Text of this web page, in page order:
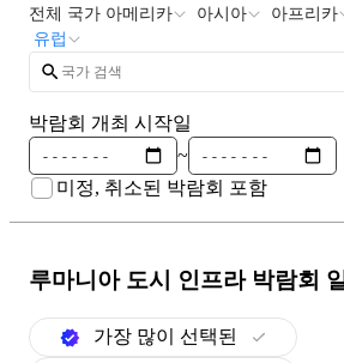
전체 국가 아메리카 아시아 아프리카
유럽
박람회 개최 시작일
~
미정, 취소된 박람회 포함
루마니아 도시 인프라박람회
가장 많이 선택된